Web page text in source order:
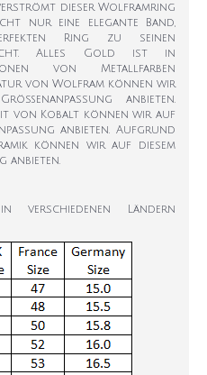
dieser Wolframring
nur eine elegante Band,
Ring zu seinen
Alles Gold ist in
von Metallfarben
von Wolfram können wir
anbieten.
von Kobalt können wir auf
anbieten. Aufgrund
können wir auf diesem
anbieten.
verschiedenen Ländern